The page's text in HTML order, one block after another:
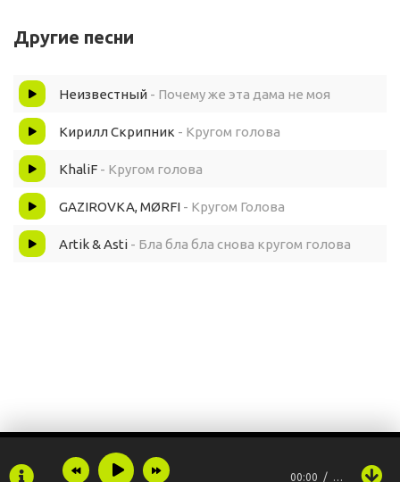
Другие песни
Неизвестный - Почему же эта дама не моя
Кирилл Скрипник - Кругом голова
KhaliF - Кругом голова
GAZIROVKA, MØRFI - Кругом Голова
Artik & Asti - Бла бла бла снова кругом голова
00:00